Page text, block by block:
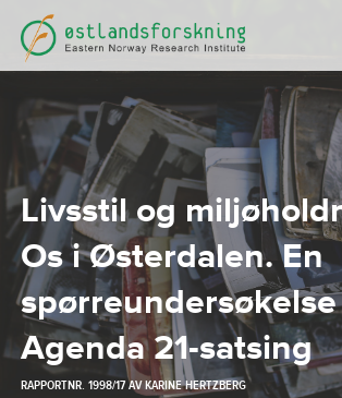
Livsstil og
Os i Østerdalen. En
Agenda 21-satsing
RAPPORTNR. 1998/17 AVKARINE HERTZBERG